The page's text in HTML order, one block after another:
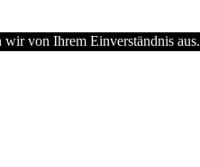
wir von Ihrem Einverständnis aus.